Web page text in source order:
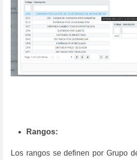
Rangos:
Los rangos se definen por Grupo